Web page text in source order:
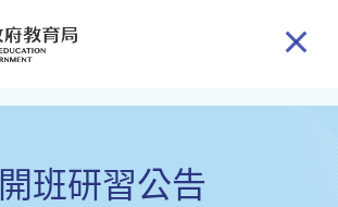
開班研習公告